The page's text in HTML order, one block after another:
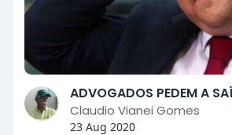
Claudio Vianei Gomes
23 Aug 2020